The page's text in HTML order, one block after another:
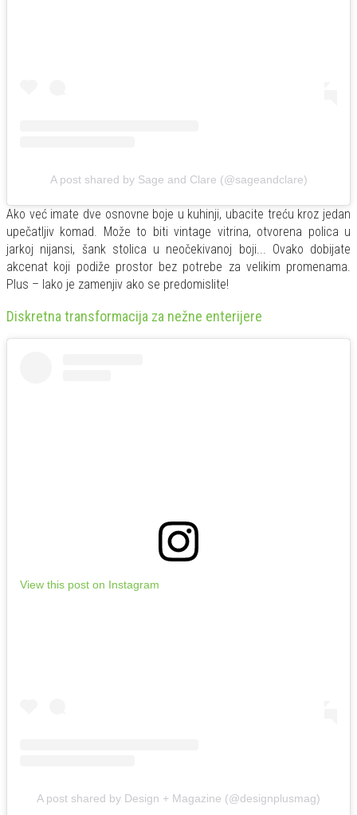
A post shared by Sage and Clare (@sageandclare)
Ako već imate dve osnovne boje u kuhinji, ubacite treću kroz jedan
upečatljiv komad. Može to biti vintage vitrina, otvorena polica u
jarkoj nijansi, šank stolica u neočekivanoj boji... Ovako dobijate
akcenat koji podiže prostor bez potrebe za velikim promenama.
Plus – lako je zamenjiv ako se predomislite!
Diskretna transformacija za nežne enterijere
View this post on Instagram
A post shared by Design + Magazine (@designplusmag)